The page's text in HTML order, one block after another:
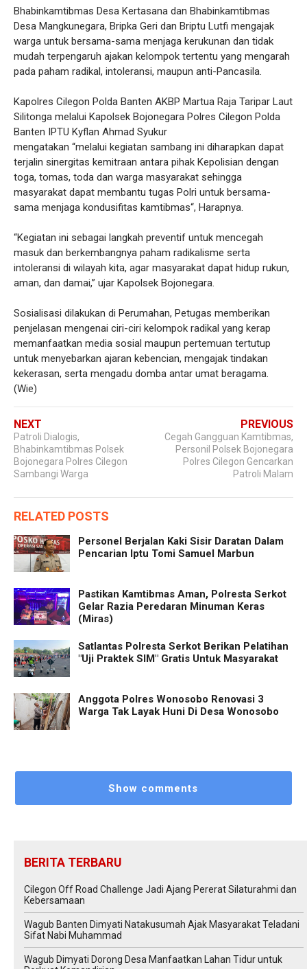
Bhabinkamtibmas Desa Kertasana dan Bhabinkamtibmas
Desa Mangkunegara, Bripka Geri dan Briptu Lutfi mengajak
warga untuk bersama-sama menjaga kerukunan dan tidak
mudah terpengaruh ajakan kelompok tertentu yang mengarah
pada paham radikal, intoleransi, maupun anti-Pancasila.
Kapolres Cilegon Polda Banten AKBP Martua Raja Taripar Laut
Silitonga melalui Kapolsek Bojonegara Polres Cilegon Polda
Banten IPTU Kyflan Ahmad Syukur
mengatakan “melalui kegiatan sambang ini diharapkan dapat
terjalin sinergitas kemitraan antara pihak Kepolisian dengan
toga, tomas, toda dan warga masyarakat sehingga
masyarakat dapat membantu tugas Polri untuk bersama-
sama menjaga kondusifitas kamtibmas“, Harapnya.
“Kegiatan ini sebagai langkah preventif untuk mencegah
masuk dan berkembangnya paham radikalisme serta
intoleransi di wilayah kita, agar masyarakat dapat hidup rukun,
aman, dan damai,” ujar Kapolsek Bojonegara.
Sosialisasi dilakukan di Perumahan, Petugas memberikan
penjelasan mengenai ciri-ciri kelompok radikal yang kerap
memanfaatkan media sosial maupun pertemuan tertutup
untuk menyebarkan ajaran kebencian, mengajak tindakan
kekerasan, serta mengadu domba antar umat beragama.
(Wie)
NEXT
Patroli Dialogis,
Bhabinkamtibmas Polsek
Bojonegara Polres Cilegon
Sambangi Warga
PREVIOUS
Cegah Gangguan Kamtibmas,
Personil Polsek Bojonegara
Polres Cilegon Gencarkan
Patroli Malam
RELATED POSTS
Personel Berjalan Kaki Sisir Daratan Dalam
Pencarian Iptu Tomi Samuel Marbun
Pastikan Kamtibmas Aman, Polresta Serkot
Gelar Razia Peredaran Minuman Keras
(Miras)
Satlantas Polresta Serkot Berikan Pelatihan
"Uji Praktek SIM" Gratis Untuk Masyarakat
Anggota Polres Wonosobo Renovasi 3
Warga Tak Layak Huni Di Desa Wonosobo
Show comments
BERITA TERBARU
Cilegon Off Road Challenge Jadi Ajang Pererat Silaturahmi dan
Kebersamaan
Wagub Banten Dimyati Natakusumah Ajak Masyarakat Teladani
Sifat Nabi Muhammad
Wagub Dimyati Dorong Desa Manfaatkan Lahan Tidur untuk